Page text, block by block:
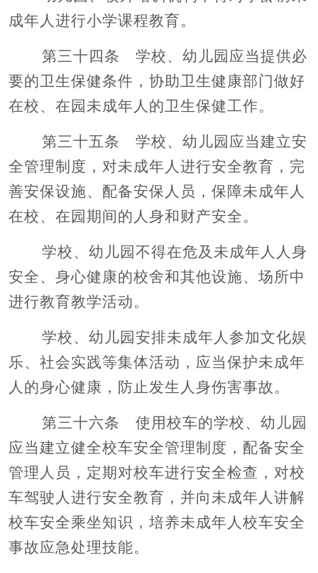
成年人进行小学课程教育。
第三十四条 学校、幼儿园应当提供必
要的卫生保健条件，协助卫生健康部门做好
在校、在园未成年人的卫生保健工作。
第三十五条 学校、幼儿园应当建立安
全管理制度，对未成年人进行安全教育，完
善安保设施、配备安保人员，保障未成年人
在校、在园期间的人身和财产安全。
学校、幼儿园不得在危及未成年人人身
安全、身心健康的校舍和其他设施、场所中
进行教育教学活动。
学校、幼儿园安排未成年人参加文化娱
乐、社会实践等集体活动，应当保护未成年
人的身心健康，防止发生人身伤害事故。
第三十六条 使用校车的学校、幼儿园
应当建立健全校车安全管理制度，配备安全
管理人员，定期对校车进行安全检查，对校
车驾驶人进行安全教育，并向未成年人讲解
校车安全乘坐知识，培养未成年人校车安全
事故应急处理技能。